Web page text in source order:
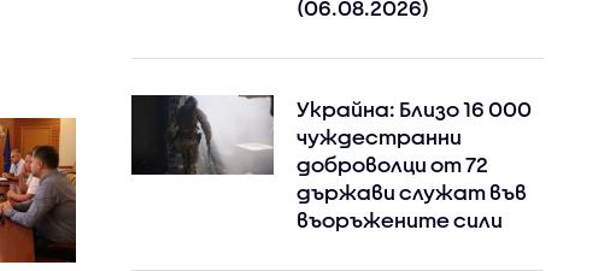
(06.08.2026)
Украйна: Близо 16 000
чуждестранни
доброволци от 72
държави служат във
въоръжените сили